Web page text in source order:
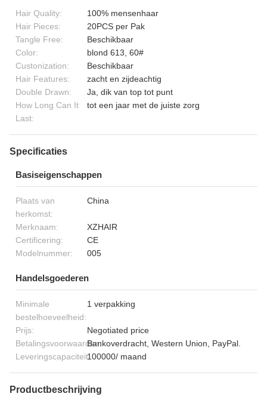
Hair Quality:
100% mensenhaar
Hair Pieces:
20PCS per Pak
Tangle Free:
Beschikbaar
Color:
blond 613, 60#
Custonization:
Beschikbaar
Hair Features:
zacht en zijdeachtig
Double Drawn:
Ja, dik van top tot punt
How Long Can It
Last:
tot een jaar met de juiste zorg
Specificaties
Basiseigenschappen
Plaats van
herkomst:
China
Merknaam:
XZHAIR
Certificering:
CE
Modelnummer:
005
Handelsgoederen
Minimale
bestelhoeveelheid:
1 verpakking
Prijs:
Negotiated price
Betalingsvoorwaarden:Bankoverdracht, Western Union, PayPal.
Leveringscapaciteit:100000/ maand
Productbeschrijving